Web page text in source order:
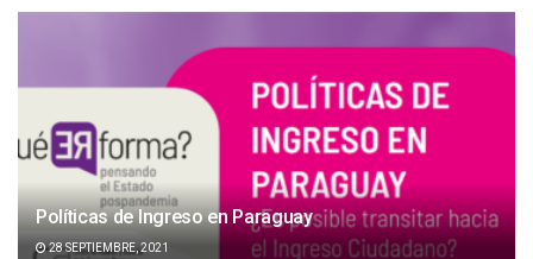
Políticas de Ingreso en Paraguay
28 SEPTIEMBRE, 2021